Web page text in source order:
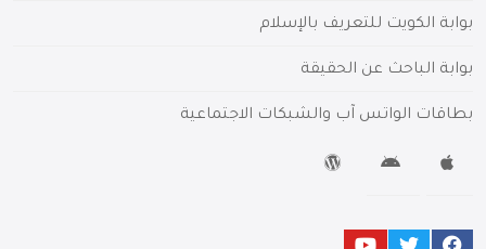
بوابة الكويت للتعريف بالإسلام
بوابة الباحث عن الحقيقة
بطاقات الواتس آب والشبكات الاجتماعية